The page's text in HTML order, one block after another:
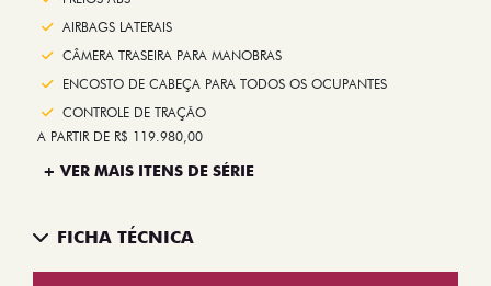
AIRBAGS LATERAIS
CÂMERA TRASEIRA PARA MANOBRAS
ENCOSTO DE CABEÇA PARA TODOS OS OCUPANTES
CONTROLE DE TRAÇÃO
A PARTIR DE R$ 119.980,00
+ VER MAIS ITENS DE SÉRIE
FICHA TÉCNICA